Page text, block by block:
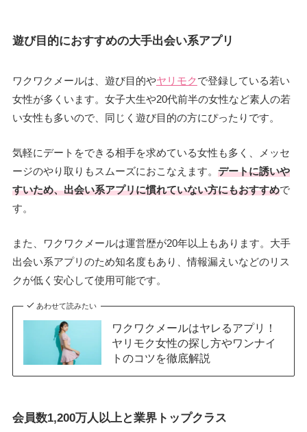
遊び目的におすすめの大手出会い系アプリ
ワクワクメールは、遊び目的やヤリモクで登録している若い
女性が多くいます。女子大生や20代前半の女性など素人の若
い女性も多いので、同じく遊び目的の方にぴったりです。
気軽にデートをできる相手を求めている女性も多く、メッセ
ージのやり取りもスムーズにおこなえます。 デートに誘いや
すいため、出会い系アプリに慣れていない方にもおすすめで
す。
また、ワクワクメールは運営歴が20年以上もあります。大手
出会い系アプリのため知名度もあり、情報漏えいなどのリス
クが低く安心して使用可能です。
あわせて読みたい
ワクワクメールはヤレるアプリ！
ヤリモク女性の探し方やワンナイ
トのコツを徹底解説
会員数1,200万人以上と業界トップクラス